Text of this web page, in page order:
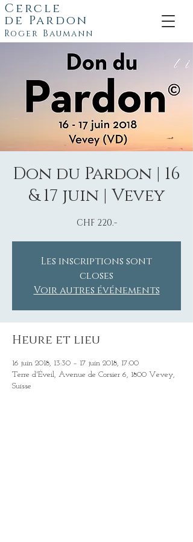
Cercle
de Pardon
Roger Baumann
Don du Pardon | 16
& 17 juin | Vevey
CHF 220.-
Les inscriptions sont
closes
Voir autres événements
Heure et lieu
16 juin 2018, 13:30 – 17 juin 2018, 17:00
Terre d'Éveil, Avenue de Corsier 6, 1800 Vevey,
Suisse